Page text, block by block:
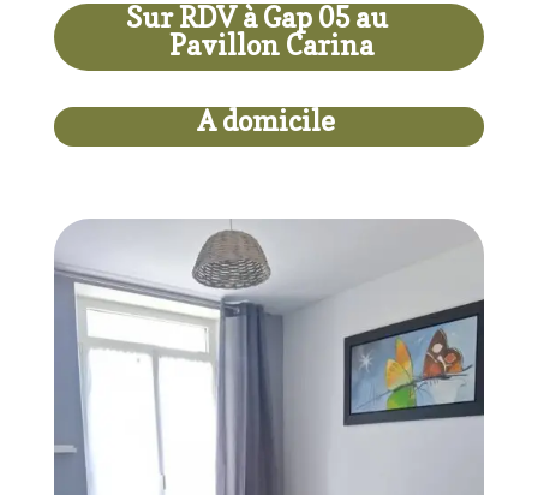
Sur RDV à Gap 05 au
Pavillon Carina
A domicile